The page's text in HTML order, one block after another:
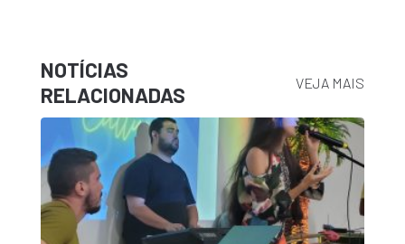
NOTÍCIAS
RELACIONADAS
VEJA MAIS